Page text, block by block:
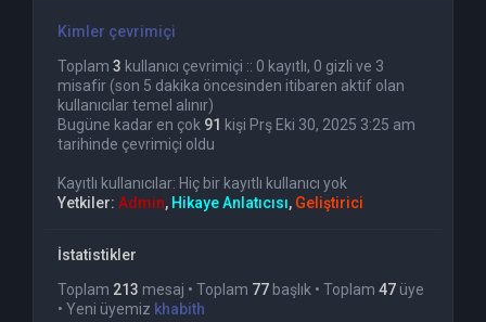
Kimler çevrimiçi
Toplam 3 kullanıcı çevrimiçi :: 0 kayıtlı, 0 gizli ve 3
misafir (son 5 dakika öncesinden itibaren aktif olan
kullanıcılar temel alınır)
Bugüne kadar en çok 91 kişi Prş Eki 30, 2025 3:25 am
tarihinde çevrimiçi oldu
Kayıtlı kullanıcılar: Hiç bir kayıtlı kullanıcı yok
Yetkiler: Admin, Hikaye Anlatıcısı, Geliştirici
İstatistikler
Toplam 213 mesaj • Toplam 77 başlık • Toplam 47 üye
• Yeni üyemiz khabith